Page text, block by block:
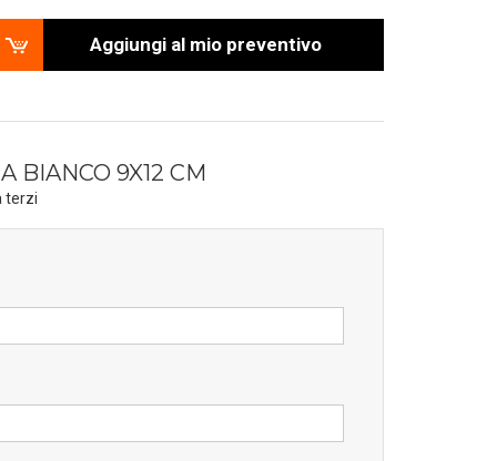
Aggiungi al mio preventivo
BIANCO 9X12 CM
terzi